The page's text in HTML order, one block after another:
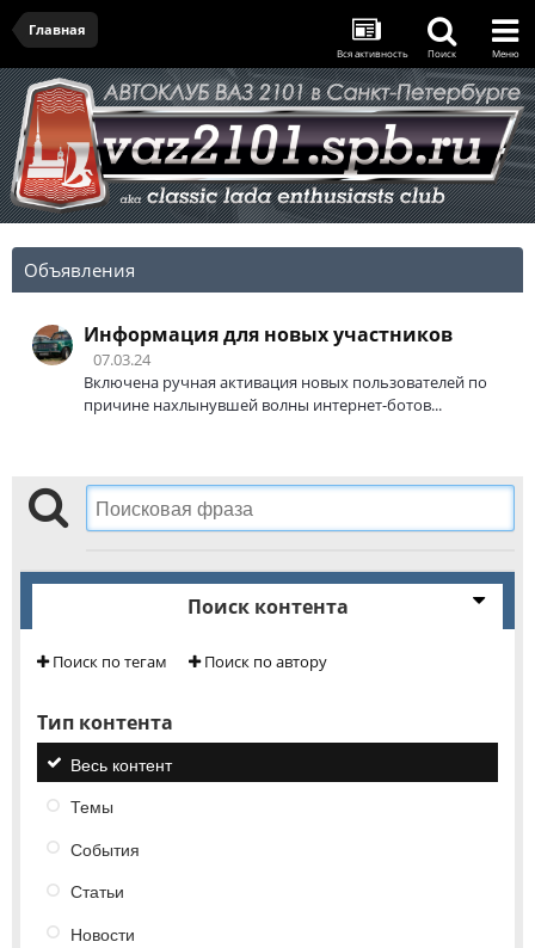
Главная
Вся активность Поиск Меню
Объявления
Информация для новых участников
07.03.24
Включена ручная активация новых пользователей по
причине нахлынувшей волны интернет-ботов...
Поиск контента
Поиск по тегам Поиск по автору
Тип контента
Весь контент
Темы
События
Статьи
Новости